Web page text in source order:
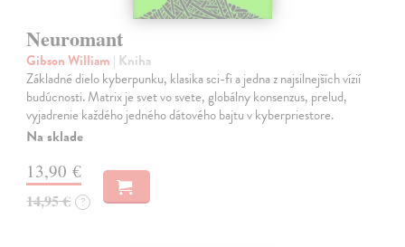
Neuromant
Gibson William | Kniha
Základné dielo kyberpunku, klasika sci-fi a jedna z najsilnejších vízií
budúcnosti. Matrix je svet vo svete, globálny konsenzus, prelud,
vyjadrenie každého jedného dátového bajtu v kyberpriestore.
Na sklade
13,90 €
14,95 € ?